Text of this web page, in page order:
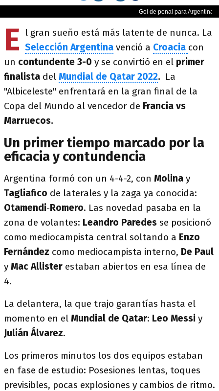
E
l gran sueño está más latente de nunca. La
Selección Argentina venció a Croacia con
un contundente 3-0 y se convirtió en el primer
finalista del Mundial de Qatar 2022. La
"Albiceleste" enfrentará en la gran final de la
Copa del Mundo al vencedor de Francia vs
Marruecos.
Un primer tiempo marcado por la
eficacia y contundencia
Argentina formó con un 4-4-2, con Molina y
Tagliafico de laterales y la zaga ya conocida:
Otamendi-Romero. Las novedad pasaba en la
zona de volantes: Leandro Paredes se posicionó
como mediocampista central soltando a Enzo
Fernández como mediocampista interno, De Paul
y Mac Allister estaban abiertos en esa línea de
4.
La delantera, la que trajo garantías hasta el
momento en el Mundial de Qatar: Leo Messi y
Julián Álvarez.
Los primeros minutos los dos equipos estaban
en fase de estudio: Posesiones lentas, toques
previsibles, pocas explosiones y cambios de ritmo.